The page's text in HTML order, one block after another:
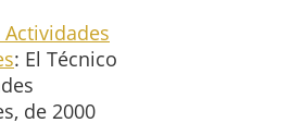
: El Técnico
de 2000